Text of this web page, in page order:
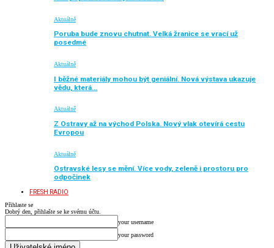
Aktuálně
Poruba bude znovu chutnat. Velká žranice se vrací už
posedmé
Aktuálně
I běžné materiály mohou být geniální. Nová výstava ukazuje
vědu, která…
Aktuálně
Z Ostravy až na východ Polska. Nový vlak otevírá cestu
Evropou
Aktuálně
Ostravské lesy se mění. Více vody, zeleně i prostoru pro
odpočinek
FRESH RADIO
Přihlaste se
Dobrý den, přihlašte se ke svému účtu.
your username
your password